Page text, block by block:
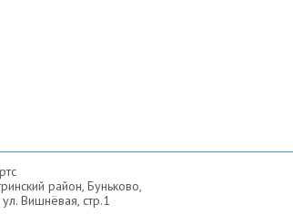
район, Буньково,
Вишнёвая, стр.1